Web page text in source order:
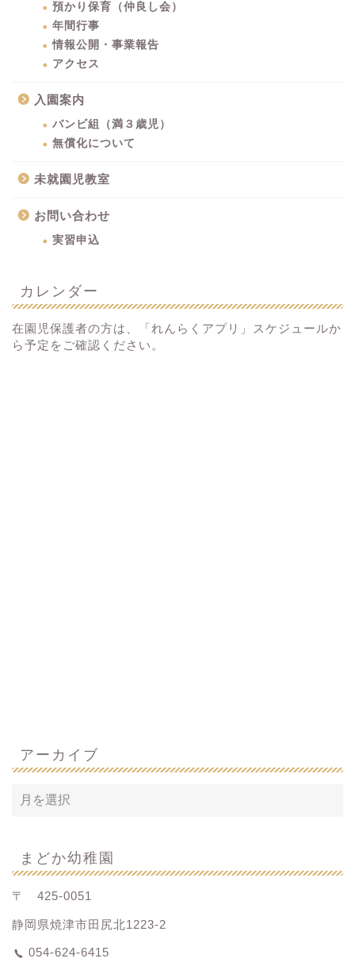
預かり保育（仲良し会）
年間行事
情報公開・事業報告
アクセス
入園案内
バンビ組（満３歳児）
無償化について
未就園児教室
お問い合わせ
実習申込
カレンダー
在園児保護者の方は、「れんらくアプリ」スケジュールか
ら予定をご確認ください。
アーカイブ
まどか幼稚園
〒 425-0051
静岡県焼津市田尻北1223-2
054-624-6415